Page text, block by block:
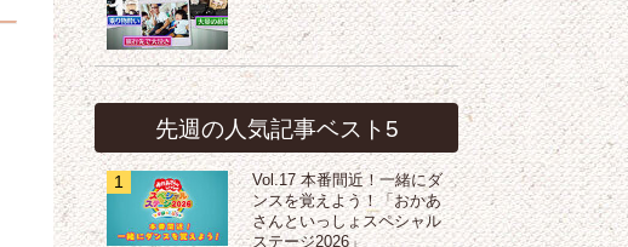
先週の人気記事ベスト5
1
Vol.17 本番間近！一緒にダ
ンスを覚えよう！「おかあ
さんといっしょスペシャル
ステージ2026」